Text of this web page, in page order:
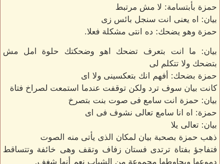
حمزة بأبتسامة: لا مش مرتبط
بيان: اه يعنى انت سنجل بائس زى
حمزة وهو يضحك: ده انتى مشكلة فعلا.
بيان: ما انت بتعرف تضحك اهو وضحكتك حلوة امل مش
بتضحك ولا تتكلم لى
حمزة بضحك: أفهم انك بتعكسينى ولا اى
كانت بيان سوف ترد ولكن توقفت عندما استمعت لصراخ فتاة
بيان: حمزة انت سامع فى صوت بنت بتصرخ
حمزة: اه انا سامع تعالى نشوف فى اى
بيان: تعالى يلا
ذهب حمزة بصحبة بيان لمكان الذى يأتى منه الصوت
فتفاجؤ بفتاة ترتدى فستان زفاف وتقف وهى خائفة وتتساقط
دموعها ويحاوطها مجموعة من الشباب نعم أنها شغف.